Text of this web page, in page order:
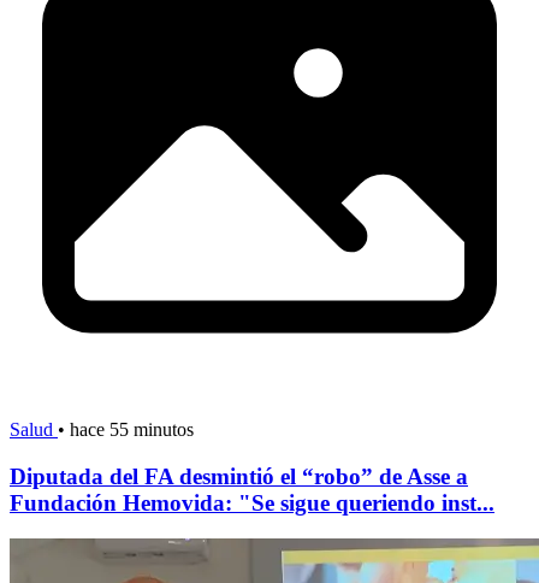
Salud • hace 55 minutos
Diputada del FA desmintió el “robo” de Asse a
Fundación Hemovida: "Se sigue queriendo inst...